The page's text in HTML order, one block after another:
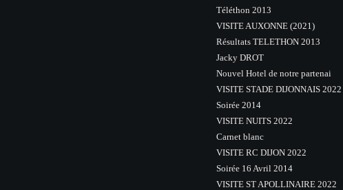
Téléthon 2013
VISITE AUXONNE (2021)
Résultats TELETHON 2013
Jacky DROT
Nouvel Hotel de notre partenai
VISITE STADE DIJONNAIS 2022
Soirée 2014
VISITE NUITS 2022
Carnet blanc
VISITE RC DIJON 2022
Soirée 16 Avril 2014
VISITE ST APOLLINAIRE 2022